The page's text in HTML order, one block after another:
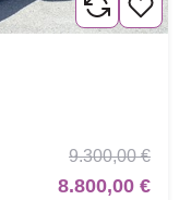
9.300,00 €
8.800,00 €